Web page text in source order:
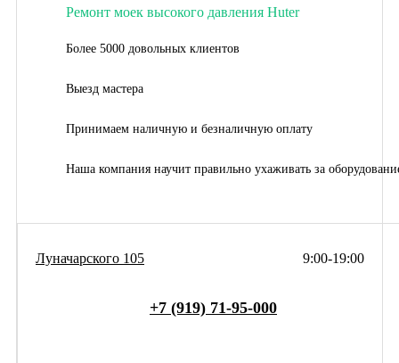
Ремонт моек высокого давления Huter
Более 5000 довольных клиентов
Выезд мастера
Принимаем наличную и безналичную оплату
Наша компания научит правильно ухаживать за
9:00-19:00
Луначарского 105
+7 (919) 71-95-000